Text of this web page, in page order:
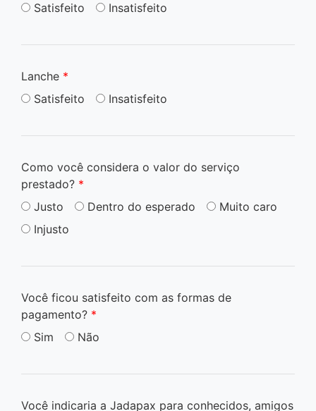
Satisfeito
Insatisfeito
Lanche *
Satisfeito
Insatisfeito
Como você considera o valor do serviço
prestado? *
Justo
Dentro do esperado
Muito caro
Injusto
Você ficou satisfeito com as formas de
pagamento? *
Sim
Não
Você indicaria a Jadapax para conhecidos, amigos